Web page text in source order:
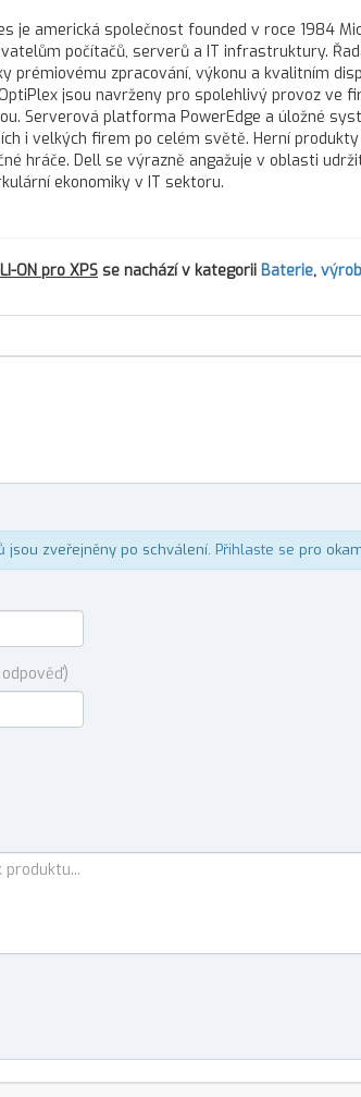
je americká společnost founded v roce 1984
počítačů, serverů a IT infrastruktury.
prémiovému zpracování, výkonu a kvalitním
jsou navrženy pro spolehlivý provoz ve
Serverová platforma PowerEdge a úložné
i velkých firem po celém světě. Herní
hráče. Dell se výrazně angažuje v oblasti
ekonomiky v IT sektoru.
ON pro XPS se nachází v kategorii Baterie,
jsou zveřejněny po schválení. Přihlaste se pro